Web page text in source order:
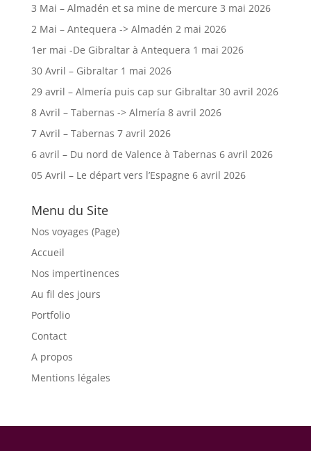
3 Mai – Almadén et sa mine de mercure 3 mai 2026
2 Mai – Antequera -> Almadén 2 mai 2026
1er mai -De Gibraltar à Antequera 1 mai 2026
30 Avril – Gibraltar 1 mai 2026
29 avril – Almería puis cap sur Gibraltar 30 avril 2026
8 Avril – Tabernas -> Almería 8 avril 2026
7 Avril – Tabernas 7 avril 2026
6 avril – Du nord de Valence à Tabernas 6 avril 2026
05 Avril – Le départ vers l’Espagne 6 avril 2026
Menu du Site
Nos voyages (Page)
Accueil
Nos impertinences
Au fil des jours
Portfolio
Contact
A propos
Mentions légales